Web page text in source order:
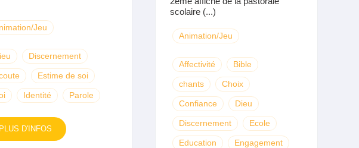
Jeu
Discernement
Estime de soi
Identité Parole
PLUS D'INFOS
scolaire (...)
Animation/Jeu
Affectivité Bible
chants Choix
Confiance Dieu
Discernement Ecole
Education Engagement